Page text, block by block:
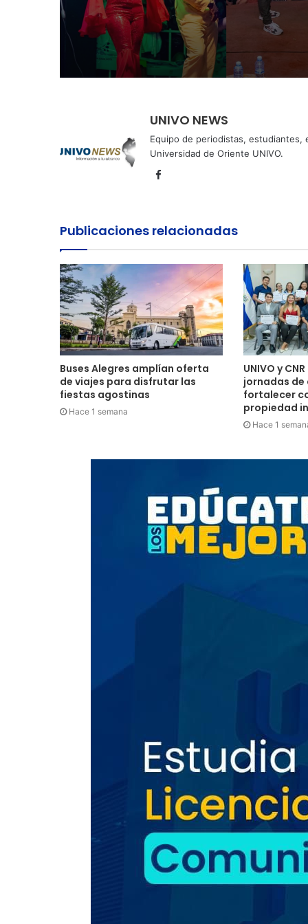
Perquín vivió su
Invierno
UNIVO NEWS
Equipo de periodistas, estudiantes,
Universidad de Oriente UNIVO.
Facebook
Publicaciones relacionadas
Buses Alegres amplían oferta
de viajes para disfrutar las
fiestas agostinas
Hace 1 semana
UNIVO y
jornadas
fortalecer
propiedad
Hace 1